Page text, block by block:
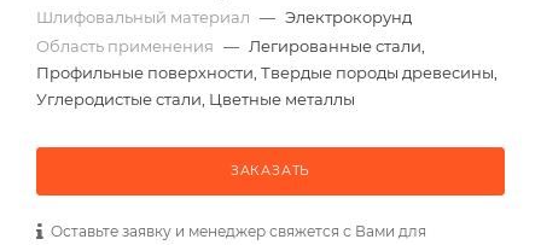
Шлифовальный материал — Электрокорунд
Область применения — Легированные стали,
Профильные поверхности, Твердые породы древесины,
Углеродистые стали, Цветные металлы
ЗАКАЗАТЬ
Оставьте заявку и менеджер свяжется с Вами для